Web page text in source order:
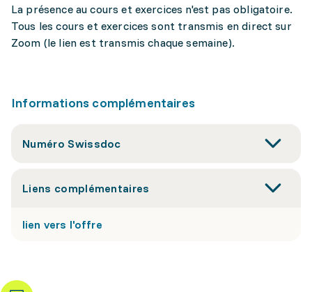
La présence au cours et exercices n'est pas obligatoire.
Tous les cours et exercices sont transmis en direct sur
Zoom (le lien est transmis chaque semaine).
Informations complémentaires
Numéro Swissdoc
Liens complémentaires
lien vers l'offre